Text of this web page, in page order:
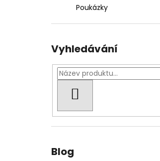
Poukázky
Vyhledávání
Blog